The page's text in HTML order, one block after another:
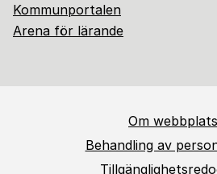
Kommunportalen
Arena för lärande
Om
Behandling av